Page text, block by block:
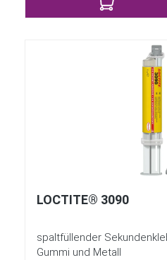
LOCTITE® 3090
spaltfüllender
Gummi und Metall